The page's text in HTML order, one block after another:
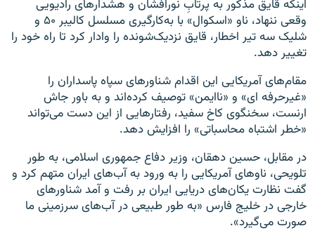
اینکه قایق مذکور به پرتابِ نورافشان و هشدارهای رادیویی
وقعی ننهاد، ناو «اسکوال» با به‌کارگیری مسلسل کالیبر ۵۰ و
شلیک سه تیر اخطار، قایق نزدیک‌شونده را وادار کرد تا راه خود را
تغییر دهد.
مقام‌های آمریکایی این اقدام شناورهای سپاه پاسداران را
«غیرحرفه ای» و «ناایمن» توصیف کرده‌اند و به باور جاش
ارنست، سخنگوی کاخ سفید، رفتارهایی از این دست می‌تواند
«خطر اشتباه محاسباتی» را افزایش دهد.
در مقابل، حسین دهقان، وزیر دفاع جمهوری اسلامی، به طور
تلویحی، ناو‌های آمریکایی را به ورود به آب‌های ایران متهم کرد و
گفت نظارت یکان‌های دریایی ایران بر رفت و آمد شناور‌های
خارجی در خلیج فارس «به طور طبیعی در آب‌های سرزمینی ما
صورت می‌گیرد».